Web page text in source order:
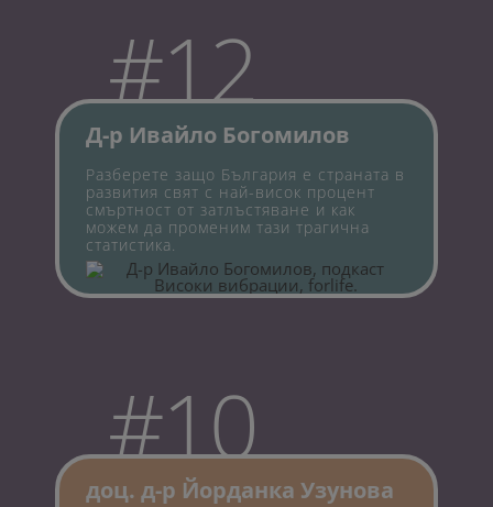
#12
Д-р Ивайло Богомилов
Разберете защо България е страната в
развития свят с най-висок процент
смъртност от затлъстяване и как
можем да променим тази трагична
статистика.
#10
доц. д-р Йорданка Узунова